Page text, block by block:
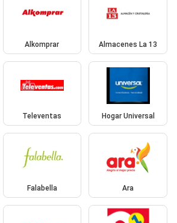
Alkomprar Almacenes La 13
Televentas Hogar Universal
Falabella Ara